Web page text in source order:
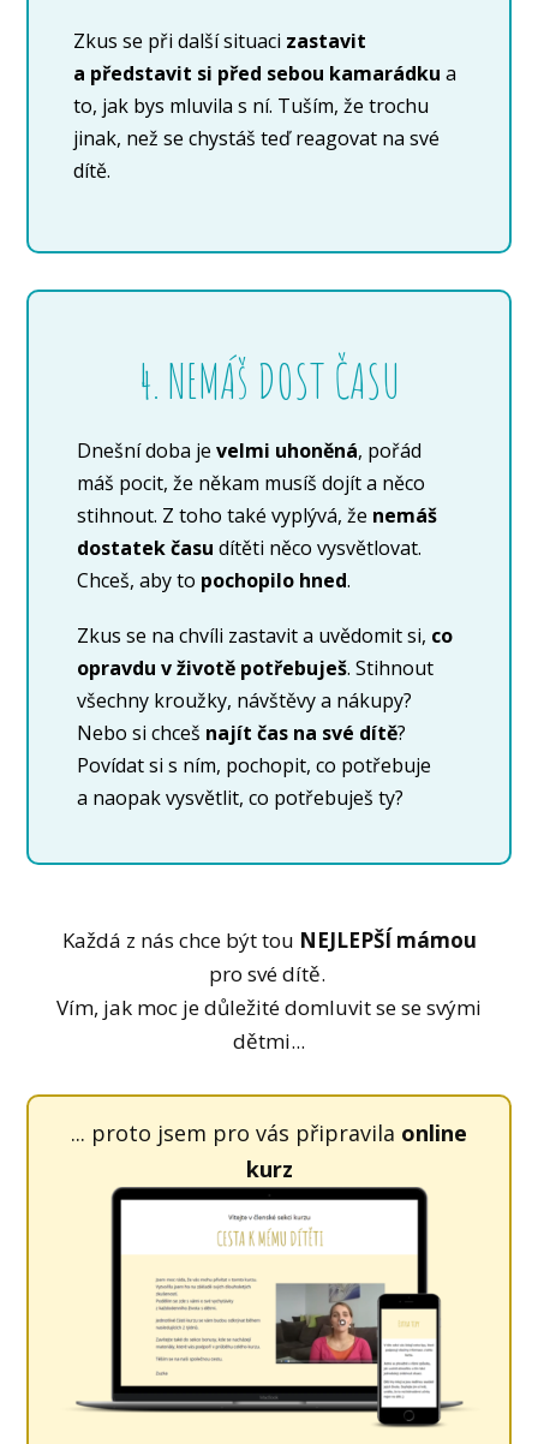
Zkus se při další situaci zastavit
a představit si před sebou kamarádkua
to, jak bys mluvila s ní. Tuším, že trochu
jinak, než se chystáš teď reagovat na své
dítě.
4. NEMÁš DOST ČASU
Dnešní doba jevelmi uhoněná, pořád
máš pocit, že někam musíš dojít a něco
stihnout. Z toho také vyplývá, že nemáš
dostatek času dítěti něco vysvětlovat.
Chceš, aby to pochopilo hned.
Zkus se na chvíli zastavit a uvědomit si, co
opravdu v životě potřebuješ. Stihnout
všechny kroužky, návštěvy a nákupy?
Nebo si chceš najít čas na své dítě?
Povídat si s ním, pochopit, co potřebuje
a naopak vysvětlit, co potřebuješ ty?
Každá z nás chce být tou NEJLEPŠÍ mámou
pro své dítě.
Vím, jak moc je důležité domluvit se se svými
dětmi...
... proto jsem pro vás připravila online
kurz